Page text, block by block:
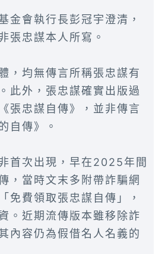
金會執行長彭冠宇澄清，
張忠謀本人所寫。
，均無傳言所稱張忠謀有
此外，張忠謀確實出版過
張忠謀自傳》，並非傳言
自傳》。
首次出現，早在2025年間
，當時文末多附帶詐騙網
免費領取張忠謀自傳」，
。近期流傳版本雖移除詐
內容仍為假借名人名義的